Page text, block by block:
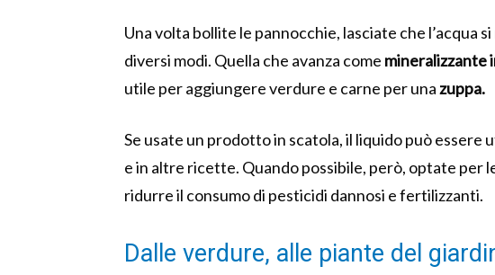
Una volta bollite le pannocchie, lasciate che l’acqua
diversi modi. Quella che avanza come mineralizzante
utile per aggiungere verdure e carne per unazuppa.
Se usate un prodotto in scatola, il liquido può essere
e in altre ricette. Quando possibile, però, optate per
ridurre il consumo di pesticidi dannosi e fertilizzanti.
Dalle verdure, alle piante del